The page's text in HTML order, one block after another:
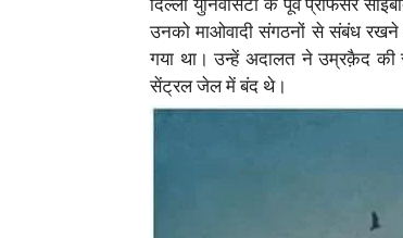
उनको माओवादी संगठनों से संबंध रखने
गया था। उन्हें अदालत ने उम्रक़ैद की
सेंट्रल जेल में बंद थे।